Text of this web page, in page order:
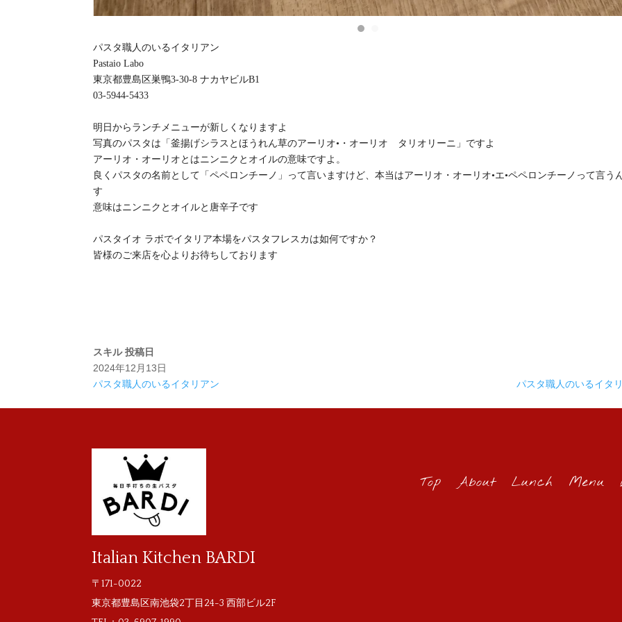
パスタ職人のいるイタリアン
Pastaio Labo
東京都豊島区巣鴨3-30-8 ナカヤビルB1
03-5944-5433
明日からランチメニューが新しくなりますよ
写真のパスタは「釜揚げシラスとほうれん草のアーリオ•・オーリオ タリオリーニ」ですよ️️
アーリオ・オーリオとはニンニクとオイルの意味ですよ。
良くパスタの名前として「ペペロンチーノ」って言いますけど、本当はアーリオ・オーリオ•エ•ペペロンチーノって言う
す
意味はニンニクとオイルと唐辛子です
パスタイオ ラボでイタリア本場をパスタフレスカは如何ですか？
皆様のご来店を心よりお待ちしております
スキル 投稿日
2024年12月13日
パスタ職人のいるイタリアン
パスタ職人のいるイタ
Italian Kitchen BARDI
〒171-0022
東京都豊島区南池袋2丁目24-3 西部ビル2F
Top About Lunch Menu